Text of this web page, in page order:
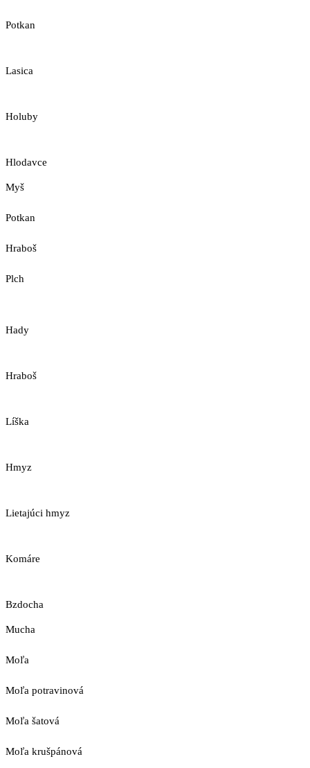
Potkan
Lasica
Holuby
Hlodavce
Myš
Potkan
Hraboš
Plch
Hady
Hraboš
Líška
Hmyz
Lietajúci hmyz
Komáre
Bzdocha
Mucha
Moľa
Moľa potravinová
Moľa šatová
Moľa krušpánová